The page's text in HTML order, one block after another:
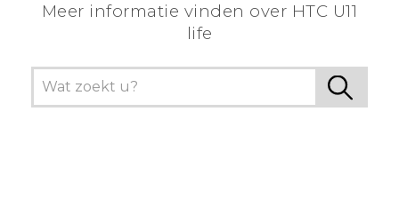
Meer informatie vinden over HTC U11
life